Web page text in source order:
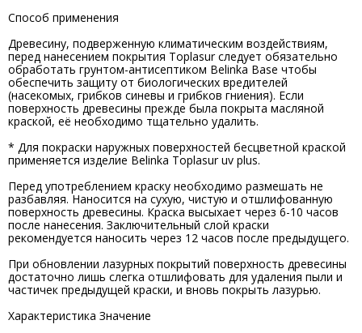
Способ применения
Древесину, подверженную климатическим воздействиям,
перед нанесением покрытия Toplasur следует обязательно
обработать грунтом-антисептиком Belinka Base чтобы
обеспечить защиту от биологических вредителей
(насекомых, грибков синевы и грибков гниения). Если
поверхность древесины прежде была покрыта масляной
краской, её необходимо тщательно удалить.
* Для покраски наружных поверхностей бесцветной краской
применяется изделие Belinka Toplasur uv plus.
Перед употреблением краску необходимо размешать не
разбавляя. Наносится на сухую, чистую и отшлифованную
поверхность древесины. Краска высыхает через 6-10 часов
после нанесения. Заключительный слой краски
рекомендуется наносить через 12 часов после предыдущего.
При обновлении лазурных покрытий поверхность древесины
достаточно лишь слегка отшлифовать для удаления пыли и
частичек предыдущей краски, и вновь покрыть лазурью.
Характеристика Значение